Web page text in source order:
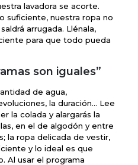
lavadora se acorte.
suficiente, nuestra ropa no
arrugada. Llénala,
para que todo pueda
son iguales”
de agua,
la duración… Lee
la colada y alargarás la
en el de algodón y entre
la ropa delicada de vestir,
y lo ideal es que
Al usar el programa